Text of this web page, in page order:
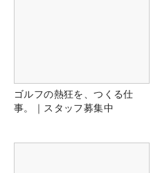
ゴルフの熱狂を、つくる仕
事。｜スタッフ募集中